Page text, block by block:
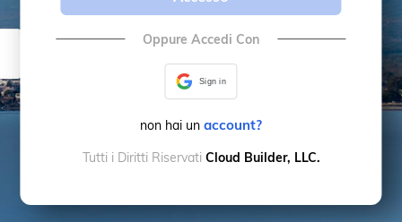
Oppure Accedi Con
Sign in
non hai un account?
Tutti i Diritti Riservati Cloud Builder, LLC.